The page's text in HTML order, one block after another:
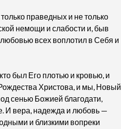
праведных и не только
немощи и слабости и, быв
всех воплотил в Себя и
был Его плотью и кровью, и
Христова, и мы, Новый
сенью Божией благодати,
И вера, надежда и любовь —
и близкими вопреки